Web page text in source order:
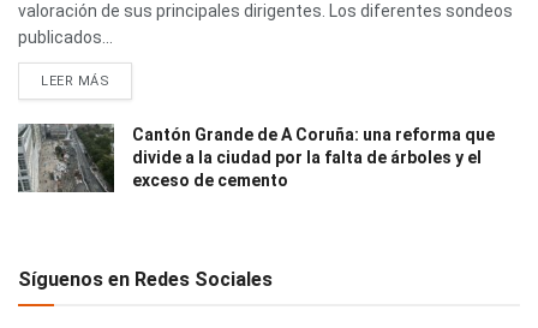
valoración de sus principales dirigentes. Los diferentes sondeos
publicados...
LEER MÁS
Cantón Grande de A Coruña: una reforma que
divide a la ciudad por la falta de árboles y el
exceso de cemento
Síguenos en Redes Sociales